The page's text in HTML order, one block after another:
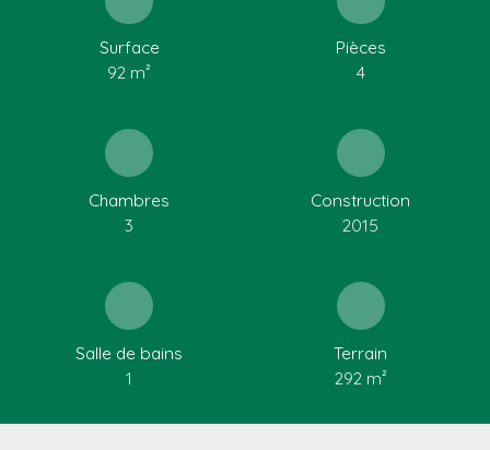
Surface
92 m²
Pièces
4
Chambres
3
Construction
2015
Salle de bains
1
Terrain
292 m²